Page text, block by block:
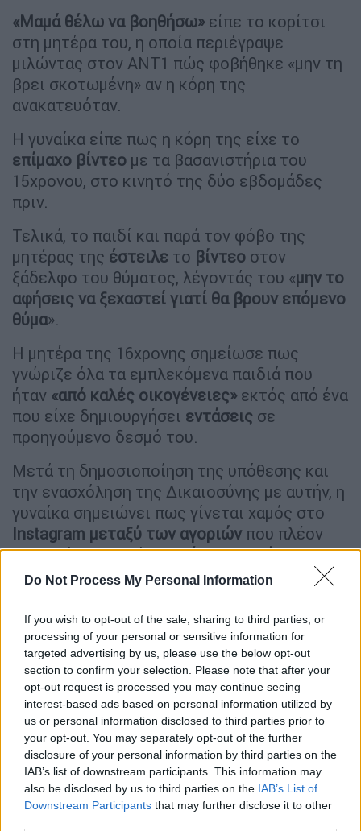
Do Not Process My Personal Information
If you wish to opt-out of the sale, sharing to third parties, or
processing of your personal or sensitive information for
targeted advertising by us, please use the below opt-out
section to confirm your selection. Please note that after your
opt-out request is processed you may continue seeing
interest-based ads based on personal information utilized by
us or personal information disclosed to third parties prior to
your opt-out. You may separately opt-out of the further
disclosure of your personal information by third parties on the
IAB’s list of downstream participants. This information may
also be disclosed by us to third parties on the IAB’s List of
Downstream Participants that may further disclose it to other
«Μαμά θέλω να βοηθήσω» είπε το κορίτσι
στη μητέρα του, η οποία περιέγραψε
μιλώντας στον ΑNT1 πώς φοβήθηκε «μην τη
βρει σκοτωμένη» αν η κόρη της
ανακατευόταν.
Η γυναίκα είπε πως η κόρη της είχε το
επίμαχο βίντεο με τα βασανιστήρια του
15χρονου, στο κινητό της δύο εβδομάδες
πριν.
Τελικά, το παιδί και παρά τον φόβο της
μητέρας της έστειλε το βίντεο στον
ξάδελφο του θύματος, λέγοντάς του «μην το
αφήσεις να ξεχαστεί γιατί θα βρουν επόμενο
θύμα».
Η μητέρα της 16χρονης σημείωσε πως
γνώριζε όλα τα εμπλεκόμενα παιδιά που
ήταν «από καλές οικογένειες» εκτός από ένα
που είχε δημιουργήσει εντάσεις σε
προηγούμενο δεσμό του.
Μετά τη δημοσιοποίηση της υπόθεσης και
την ενασχόληση της Δικαιοσύνης με αυτήν, η
γυναίκα σημειώνει πως γίνεται χαμός στο
Instagram μεταξύ των αγοριών που πλέον
ονοματίζουν κορίτσια.«Έχουν αρχίσει να
δικάζουν τα παιδιά της περιοχής το ένα το
μαθήτριας.
Υπενθυμίζεται πως σήμερα, Πέμπτη,έλαβε
προθεσμίαγια την απολογία του ο8ος
ανήλικοςπου κατηγορείται για τον ομαδικό
βιασμό του 15χρονου.Ο 15χρονος που δεν
είχε εντοπιστεί στο πλαίσιο του αυτοφώρου
θα απολογηθεί στις 9 Ιανουαρίου.
Στις φυλακές οδηγήθηκε χτες, Τετάρτη
ακόμα ένας 15χρονος, ο 6ος που παίρνει τον